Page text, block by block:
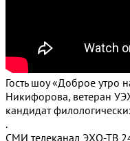
Гость шоу «Доброе
Никифорова, ветеран
кандидат
.
СМИ телеканал ЭХО-ТВ